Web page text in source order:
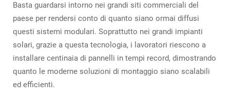
Basta guardarsi intorno nei grandi siti commerciali del
paese per rendersi conto di quanto siano ormai diffusi
questi sistemi modulari. Soprattutto nei grandi impianti
solari, grazie a questa tecnologia, i lavoratori riescono a
installare centinaia di pannelli in tempi record, dimostrando
quanto le moderne soluzioni di montaggio siano scalabili
ed efficienti.